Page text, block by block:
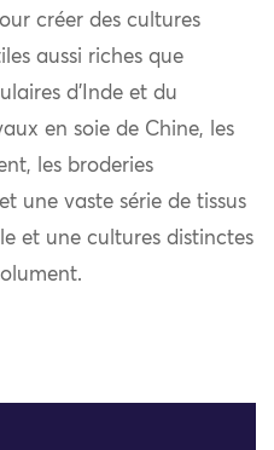
créer des cultures
aussi riches que
d’Inde et du
en soie de Chine, les
les broderies
une vaste série de tissus
et une cultures distinctes